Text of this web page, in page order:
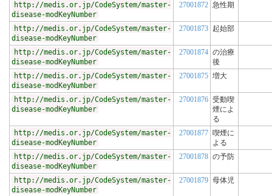
http://medis.or.jp/CodeSystem/master-
disease-modKeyNumber
27001872 急性期
http://medis.or.jp/CodeSystem/master-
disease-modKeyNumber
27001873 起始部
http://medis.or.jp/CodeSystem/master-
disease-modKeyNumber
27001874 の治療
後
http://medis.or.jp/CodeSystem/master-
disease-modKeyNumber
27001875 増大
http://medis.or.jp/CodeSystem/master-
disease-modKeyNumber
27001876 受動喫
煙によ
る
http://medis.or.jp/CodeSystem/master-
disease-modKeyNumber
27001877 喫煙に
よる
http://medis.or.jp/CodeSystem/master-
disease-modKeyNumber
27001878 の予防
http://medis.or.jp/CodeSystem/master-
disease-modKeyNumber
27001879 母体児